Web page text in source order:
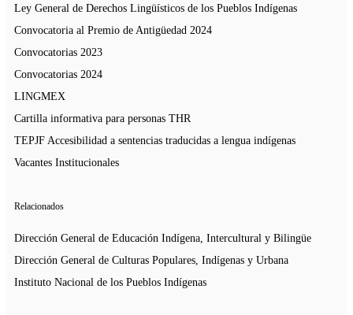
Ley General de Derechos Lingüísticos de los Pueblos Indígenas
Convocatoria al Premio de Antigüedad 2024
Convocatorias 2023
Convocatorias 2024
LINGMEX
Cartilla informativa para personas THR
TEPJF Accesibilidad a sentencias traducidas a lengua indígenas
Vacantes Institucionales
Relacionados
Dirección General de Educación Indígena, Intercultural y Bilingüe
Dirección General de Culturas Populares, Indígenas y Urbana
Instituto Nacional de los Pueblos Indígenas